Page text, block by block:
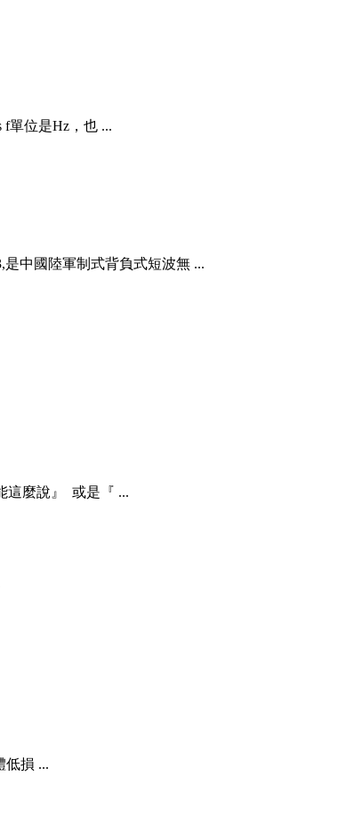
單位是Hz，也 ...
中國陸軍制式背負式短波無 ...
這麼說』 或是『 ...
低損 ...